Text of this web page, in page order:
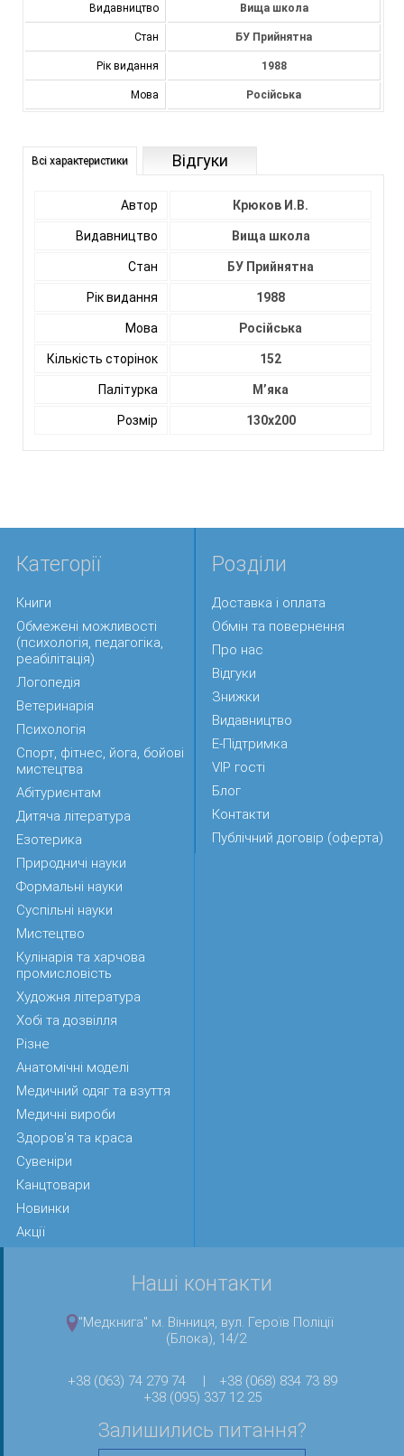
Видавництво Вища школа
Стан БУ Прийнятна
Рік видання 1988
Мова Російська
Всі характеристики Відгуки
Автор Крюков И.В.
Видавництво Вища школа
Стан БУ Прийнятна
Рік видання 1988
Мова Російська
Кількість сторінок 152
Палітурка М’яка
Розмір 130х200
Категорії
Книги
Обмежені можливості
(психологія, педагогіка,
реабілітація)
Логопедія
Ветеринарія
Психологія
Спорт, фітнес, йога, бойові
мистецтва
Абітуриєнтам
Дитяча література
Езотерика
Природничі науки
Формальні науки
Суспільні науки
Мистецтво
Кулінарія та харчова
промисловість
Художня література
Хобі та дозвілля
Різне
Анатомічні моделі
Медичний одяг та взуття
Медичні вироби
Здоров'я та краса
Сувеніри
Канцтовари
Новинки
Акції
Розділи
Доставка і оплата
Обмін та повернення
Про нас
Відгуки
Знижки
Видавництво
Е-Підтримка
VIP гості
Блог
Контакти
Публічний договір (оферта)
Наші контакти
"Медкнига" м. Вінниця, вул. Героїв Поліції
(Блока), 14/2
+38 (063) 74 279 74 |
+38 (068) 834 73 89
+38 (095) 337 12 25
Залишились питання?